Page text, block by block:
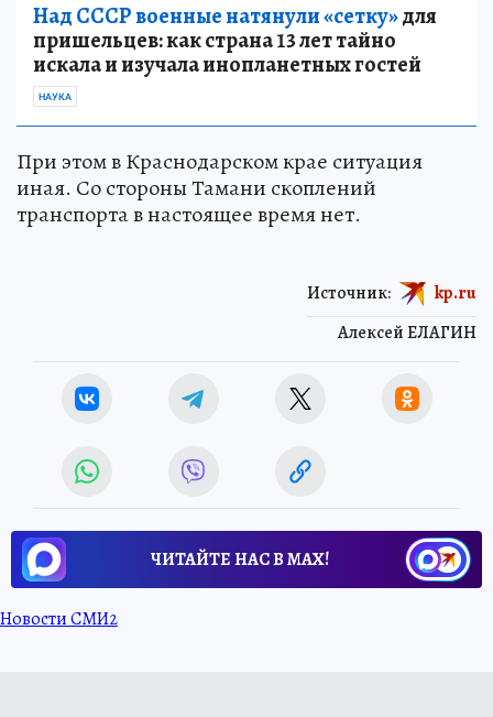
Над СССР военные натянули «сетку»для
пришельцев: как страна 13 лет тайно
искала и изучала инопланетных гостей
НАУКА
При этом в Краснодарском крае ситуация
иная. Со стороны Тамани скоплений
транспорта в настоящее время нет.
Алексей ЕЛАГИН
Источник: kp.ru
ЧИТАЙТЕ НАС В МАХ!
Новости СМИ2